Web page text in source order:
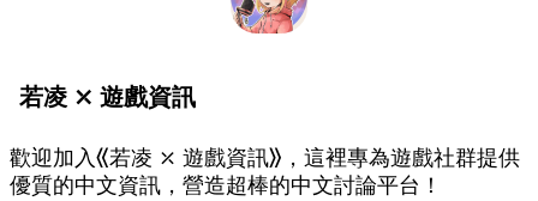
若凌 ⤫ 遊戲資訊
歡迎加入《若凌 ⤫ 遊戲資訊》，這裡專為遊戲社群提供
優質的中文資訊，營造超棒的中文討論平台！